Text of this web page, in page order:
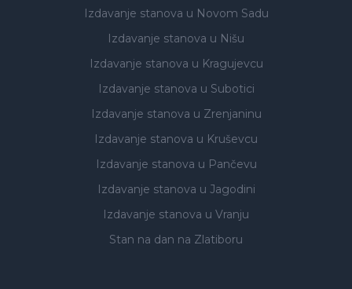
Izdavanje stanova u Novom Sadu
Izdavanje stanova u Nišu
Izdavanje stanova u Kragujevcu
Izdavanje stanova u Subotici
Izdavanje stanova u Zrenjaninu
Izdavanje stanova u Kruševcu
Izdavanje stanova u Pančevu
Izdavanje stanova u Jagodini
Izdavanje stanova u Vranju
Stan na dan na Zlatiboru